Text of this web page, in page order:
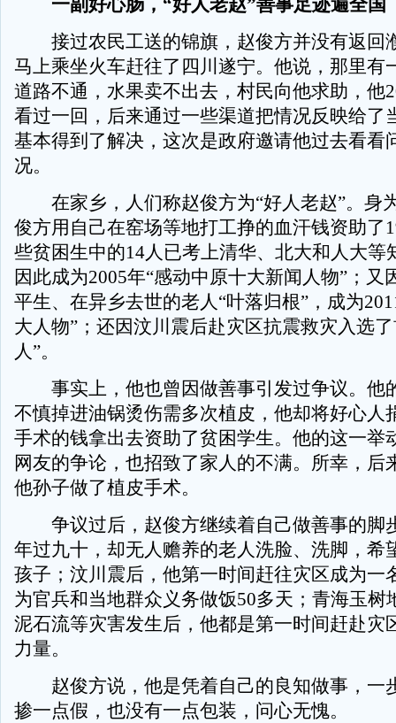
一副好心肠，“好人老赵”善事足迹遍全国
接过农民工送的锦旗，赵俊方并没有返回
马上乘坐火车赶往了四川遂宁。他说，那里有
道路不通，水果卖不出去，村民向他求助，他
看过一回，后来通过一些渠道把情况反映给了
基本得到了解决，这次是政府邀请他过去看看
况。
在家乡，人们称赵俊方为“好人老赵”。身
俊方用自己在窑场等地打工挣的血汗钱资助了
些贫困生中的14人已考上清华、北大和人大等
因此成为2005年“感动中原十大新闻人物”；又
平生、在异乡去世的老人“叶落归根”，成为
大人物”；还因汶川震后赴灾区抗震救灾入选
人”。
事实上，他也曾因做善事引发过争议。他
不慎掉进油锅烫伤需多次植皮，他却将好心人
手术的钱拿出去资助了贫困学生。他的这一举
网友的争论，也招致了家人的不满。所幸，后
他孙子做了植皮手术。
争议过后，赵俊方继续着自己做善事的脚
年过九十，却无人赡养的老人洗脸、洗脚，希
孩子；汶川震后，他第一时间赶往灾区成为一
为官兵和当地群众义务做饭50多天；青海玉树
泥石流等灾害发生后，他都是第一时间赶赴灾
力量。
赵俊方说，他是凭着自己的良知做事，一
掺一点假，也没有一点包装，问心无愧。